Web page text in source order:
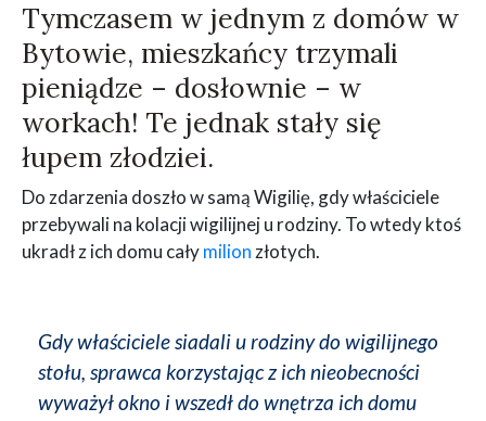
Tymczasem w jednym z domów w
Bytowie, mieszkańcy trzymali
pieniądze – dosłownie – w
workach! Te jednak stały się
łupem złodziei.
Do zdarzenia doszło w samą Wigilię, gdy właściciele
przebywali na kolacji wigilijnej u rodziny. To wtedy ktoś
ukradł z ich domu całymilionzłotych.
Gdy właściciele siadali u rodziny do wigilijnego
stołu, sprawca korzystając z ich nieobecności
wyważył okno i wszedł do wnętrza ich domu